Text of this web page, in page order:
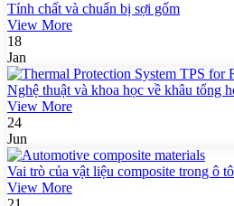
Tính chất và chuẩn bị sợi gốm
View More
18
Jan
Nghệ thuật và khoa học về khâu tổng
View More
24
Jun
Vai trò của vật liệu composite trong ô tô
View More